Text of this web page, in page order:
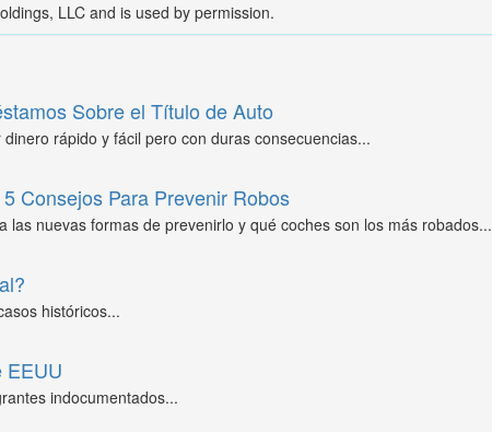
LLC and is used by permission.
Sobre el Título de Auto
rápido y fácil pero con duras consecuencias...
Consejos Para Prevenir Robos
las nuevas formas de prevenirlo y qué coches son los más robados...
históricos...
EEUU
indocumentados...